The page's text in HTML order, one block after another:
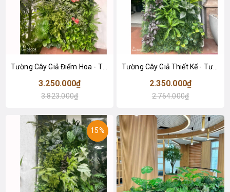
Tường Cây Giả Điểm Hoa - Tường Cây Giả Thiết Kế Lan Decor- TC194
3.250.000₫
3.823.000₫
Tường Cây Giả Thiết Kế - Tường Cây Giả Trang Trí Văn Phòng, Thiết Kế Tiểu Cảnh Xanh - TC193
2.350.000₫
2.764.000₫
15%